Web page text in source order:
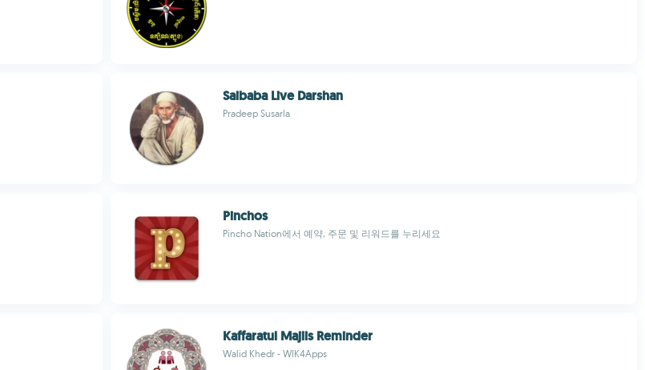
Saibaba Live Darshan
Pradeep Susarla
Pinchos
Pincho Nation에서 예약, 주문 및 리워드를 누리세요
Kaffaratul Majlis Reminder
Walid Khedr - WIK4Apps